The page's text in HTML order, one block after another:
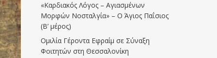
«Καρδιακός Λόγος – Αγιασμένων
Μορφών Νοσταλγία» – Ο Άγιος Παΐσιος
(Β’ μέρος)
Ομιλία Γέροντα Εφραίμ σε Σύναξη
Φοιτητών στη Θεσσαλονίκη